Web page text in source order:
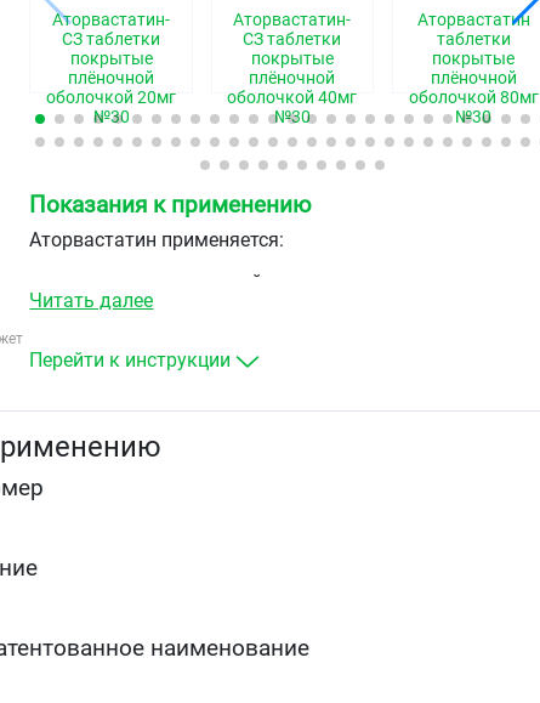
Аторвастатин-
СЗ таблетки
покрытые
плёночной
оболочкой 20мг
№30
Аторвастатин-
СЗ таблетки
покрытые
плёночной
оболочкой 40мг
№30
Аторвастатин
таблетки
покрытые
плёночной
оболочкой 80мг
№30
Показания к применению
Аторвастатин применяется:
в сочетании с диетой для снижения повышенных
уровней общего холестерина, холестерина/ЛПНП,
уровня холестерина ЛПВП у больных с первичной
гиперхолестеринемией, гетерозиготной семейной и
(типы IIа и IIb по Фредриксону)
семейной гиперхолестеринемией, когда
Читать далее
Перейти к инструкции
наименование